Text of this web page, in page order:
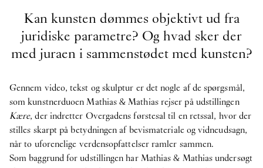
Kan kunsten dømmes objektivt ud fra
juridiske parametre? Og hvad sker der
med juraen i sammenstødet med kunsten?
Gennem video, tekst og skulptur er det nogle af de spørgsmål,
som kunstnerduoen Mathias & Mathias rejser på udstillingen
Kære, der indretter Overgadens førstesal til en retssal, hvor der
stilles skarpt på betydningen af bevismateriale og vidneudsagn,
når to uforenelige verdensopfattelser ramler sammen.
Som baggrund for udstillingen har Mathias & Mathias undersøgt